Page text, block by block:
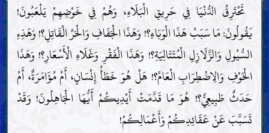
تَحْتَرِقُ الدُّنْيَا فِي حَرِيقِ الْبَلَاءِ، وَهُمْ فِي خَوْضِهِمْ يَلْعَبُونَ!
يَقُولُونَ: مَا سَبَبُ هَذَا الْوَبَاءِ؟! وَهَذَا الْجَفَافِ وَالْحَرِّ الْقَاتِلِ؟! وَهَذِهِ
السُّيُولِ وَالزَّلَازِلِ الْمُتَتَالِيَةِ؟! وَهَذَا الْفَقْرِ وَغَلَاءِ الْأَسْعَارِ؟! وَهَذَا
الْخَوْفِ وَالِاضْطِرَابِ الْعَامِّ؟! هَلْ هُوَ خَطَأُ إِنْسَانٍ، أَمْ مُؤَامَرَةٌ، أَمْ
حَدَثٌ طَبِيعِيٌّ؟! هُوَ مَا قَدَّمَتْ أَيْدِيكُمْ أَيُّهَا الْجَاهِلُونَ! وَقَدْ
تَسَبَّبَ عَنْ عَقَائِدِكُمْ وَأَعْمَالِكُمْ!